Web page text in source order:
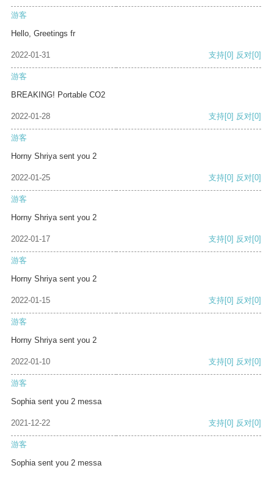
游客
Hello, Greetings fr
2022-01-31 支持[0] 反对[0]
游客
BREAKING! Portable CO2
2022-01-28 支持[0] 反对[0]
游客
Horny Shriya sent you 2
2022-01-25 支持[0] 反对[0]
游客
Horny Shriya sent you 2
2022-01-17 支持[0] 反对[0]
游客
Horny Shriya sent you 2
2022-01-15 支持[0] 反对[0]
游客
Horny Shriya sent you 2
2022-01-10 支持[0] 反对[0]
游客
Sophia sent you 2 messa
2021-12-22 支持[0] 反对[0]
游客
Sophia sent you 2 messa